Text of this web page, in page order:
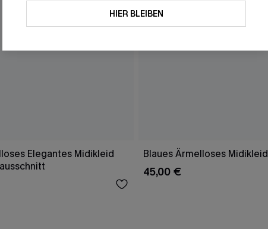
Elegantes Midikleid
Blaues Ärmelloses Midikleid
45,00 €
HIER BLEIBEN